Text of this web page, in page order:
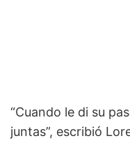
“Cuando le di su
juntas”, escribió